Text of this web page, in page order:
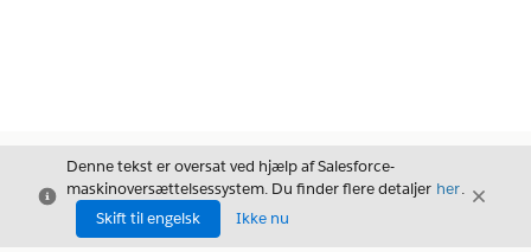
Luk
Denne tekst er oversat ved hjælp af Salesforce-
maskinoversættelsessystem. Du finder flere detaljer her.
Skift til engelsk
Ikke nu
Luk